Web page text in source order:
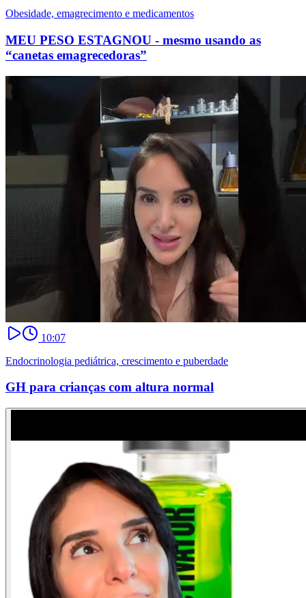
Obesidade, emagrecimento e medicamentos
MEU PESO ESTAGNOU - mesmo usando as
“canetas emagrecedoras”
10:07
Endocrinologia pediátrica, crescimento e puberdade
GH para crianças com altura normal